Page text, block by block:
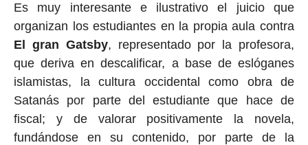
Es muy interesante e ilustrativo el juicio que
organizan los estudiantes en la propia aula contra
El gran Gatsby, representado por la profesora,
que deriva en descalificar, a base de eslóganes
islamistas, la cultura occidental como obra de
Satanás por parte del estudiante que hace de
fiscal; y de valorar positivamente la novela,
fundándose en su contenido, por parte de la